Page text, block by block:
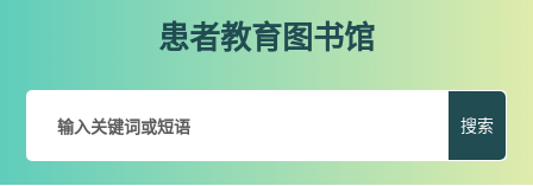
患者教育图书馆
搜索